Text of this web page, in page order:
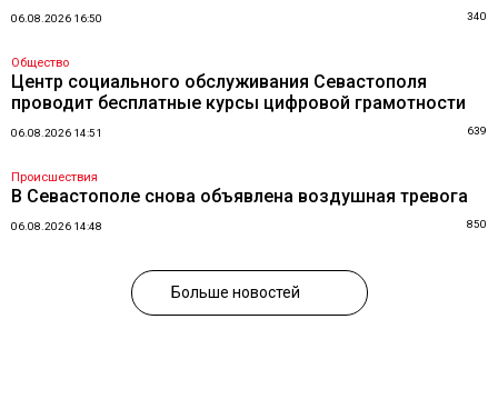
06.08.2026 16:50 340
Общество
Центр социального обслуживания Севастополя
проводит бесплатные курсы цифровой грамотности
06.08.2026 14:51 639
Происшествия
В Севастополе снова объявлена воздушная тревога
06.08.2026 14:48 850
Больше новостей